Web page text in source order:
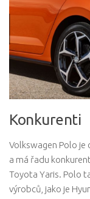
Konkurenti
Volkswagen Polo
a má řadu
Toyota Yaris. Polo
výrobců, jako je